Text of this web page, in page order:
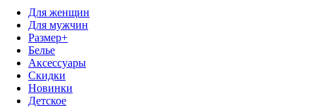
Для женщин
Для мужчин
Размер+
Белье
Аксессуары
Скидки
Новинки
Детское